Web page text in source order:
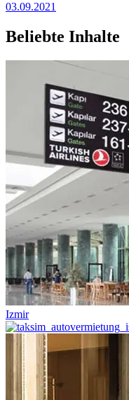
03.09.2021
Beliebte Inhalte
Izmir